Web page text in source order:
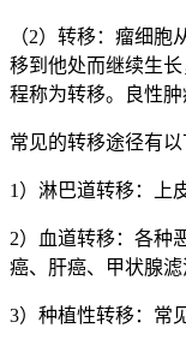
（2）转移：瘤细
移到他处而继续生
程称为转移。良性肿
常见的转移途径有以
1）淋巴道转移：上
2）血道转移：各种
癌、肝癌、甲状腺滤
3）种植性转移：常